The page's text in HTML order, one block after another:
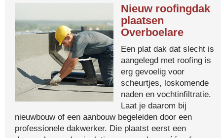
Nieuw roofingdak
plaatsen
Overboelare
Een plat dak dat slecht is
aangelegd met roofing is
erg gevoelig voor
scheurtjes, loskomende
naden en vochtinfiltratie.
Laat je daarom bij
nieuwbouw of een aanbouw begeleiden door een
professionele dakwerker. Die plaatst eerst een